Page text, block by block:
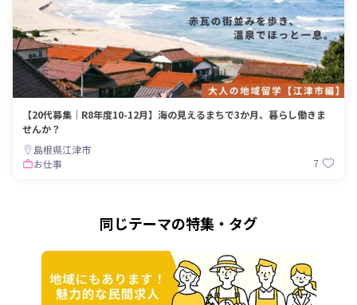
【20代募集｜R8年度10-12月】海の見えるまちで3か月、暮らし働きま
せんか？
島根県江津市
お仕事
7
同じテーマの特集・タグ